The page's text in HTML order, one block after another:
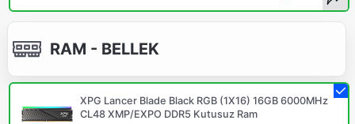
RAM - BELLEK
XPG Lancer Blade Black RGB (1X16) 16GB 6000MHz
CL48 XMP/EXPO DDR5 Kutusuz Ram